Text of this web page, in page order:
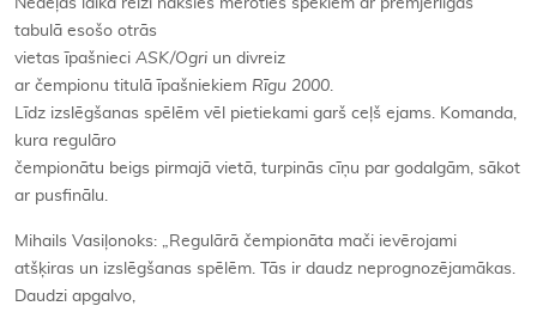
tabulā esošo otrās
vietas īpašnieci ASK/Ogri un divreiz
ar čempionu titulā īpašniekiem Rīgu 2000
Līdz izslēgšanas spēlēm vēl pietiekami garš ceļš ejams. Komanda,
kura regulāro
čempionātu beigs pirmajā vietā, turpinās cīņu par godalgām, sākot
ar pusfinālu.
Mihails Vasiļonoks: „Regulārā čempionāta mači ievērojami
atšķiras un izslēgšanas spēlēm. Tās ir daudz neprognozējamākas.
Daudzi apgalvo,